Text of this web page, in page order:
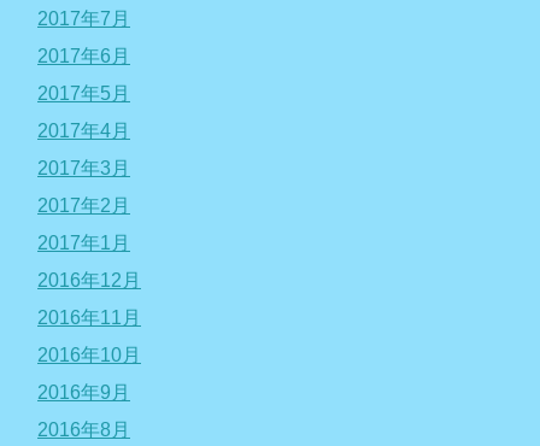
2017年7月
2017年6月
2017年5月
2017年4月
2017年3月
2017年2月
2017年1月
2016年12月
2016年11月
2016年10月
2016年9月
2016年8月